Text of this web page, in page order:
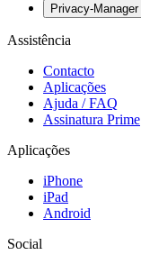
Privacy-Manager
Assistência
Contacto
Aplicações
Ajuda / FAQ
Assinatura Prime
Aplicações
iPhone
iPad
Android
Social